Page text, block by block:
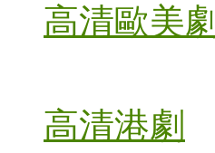
高清歐美劇
高清港劇